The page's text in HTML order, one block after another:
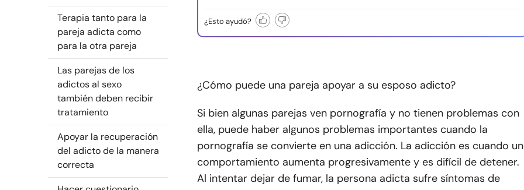
Terapia tanto para la
pareja adicta como
para la otra pareja
Las parejas de los
adictos al sexo
también deben recibir
tratamiento
Apoyar la recuperación
del adicto de la manera
correcta
¿Esto ayudó?
¿Cómo puede una pareja apoyar a su esposo adicto?
Si bien algunas parejas ven pornografía y no tienen problemas con
ella, puede haber algunos problemas importantes cuando la
pornografía se convierte en una adicción. La adicción es cuando un
comportamiento aumenta progresivamente y es difícil de detener.
Al intentar dejar de fumar, la persona adicta sufre síntomas de